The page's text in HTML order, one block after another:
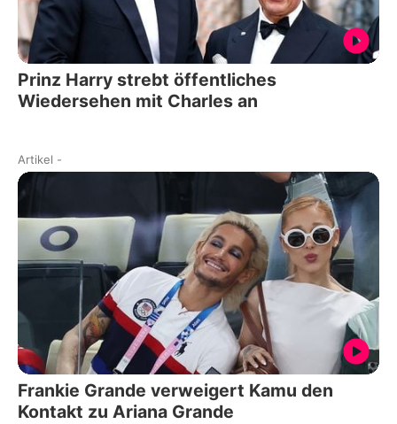
Prinz Harry strebt öffentliches
Wiedersehen mit Charles an
Artikel -
Frankie Grande verweigert Kamu den
Kontakt zu Ariana Grande